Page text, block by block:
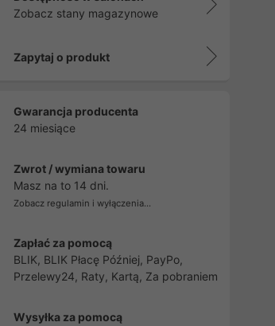
Zobacz stany magazynowe
Zapytaj o produkt
Gwarancja producenta
24 miesiące
Zwrot / wymiana towaru
Masz na to 14 dni.
Zobacz regulamin i wyłączenia...
Zapłać za pomocą
BLIK, BLIK Płacę Później, PayPo,
Przelewy24, Raty, Kartą, Za pobraniem
Wysyłka za pomocą